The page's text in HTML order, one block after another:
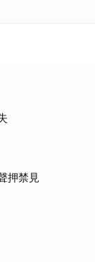
押禁見